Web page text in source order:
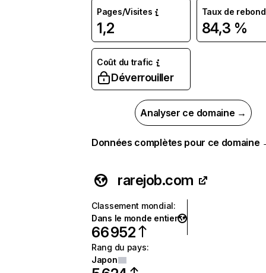
Pages/Visites
1,2
Taux de rebond
84,3 %
Coût du trafic
Déverrouiller
Analyser ce domaine →
Données complètes pour ce domaine
rarejob.com
Classement mondial:
Dans le monde entier
66 952
Rang du pays:
Japon